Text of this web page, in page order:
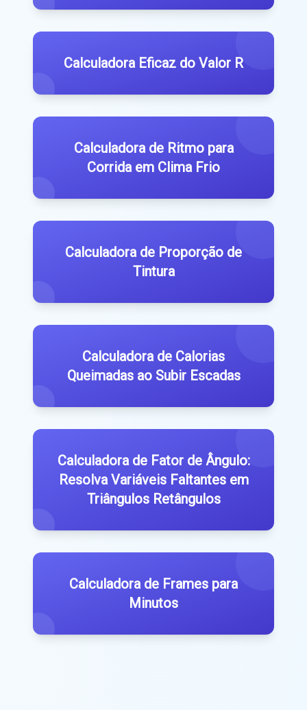
Calculadora Eficaz do Valor R
Calculadora de Ritmo para
Corrida em Clima Frio
Calculadora de Proporção de
Tintura
Calculadora de Calorias
Queimadas ao Subir Escadas
Calculadora de Fator de Ângulo:
Resolva Variáveis ​​Faltantes em
Triângulos Retângulos
Calculadora de Frames para
Minutos